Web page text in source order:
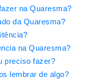
na Quaresma?
da Quaresma?
na Quaresma?
preciso fazer?
lembrar de algo?